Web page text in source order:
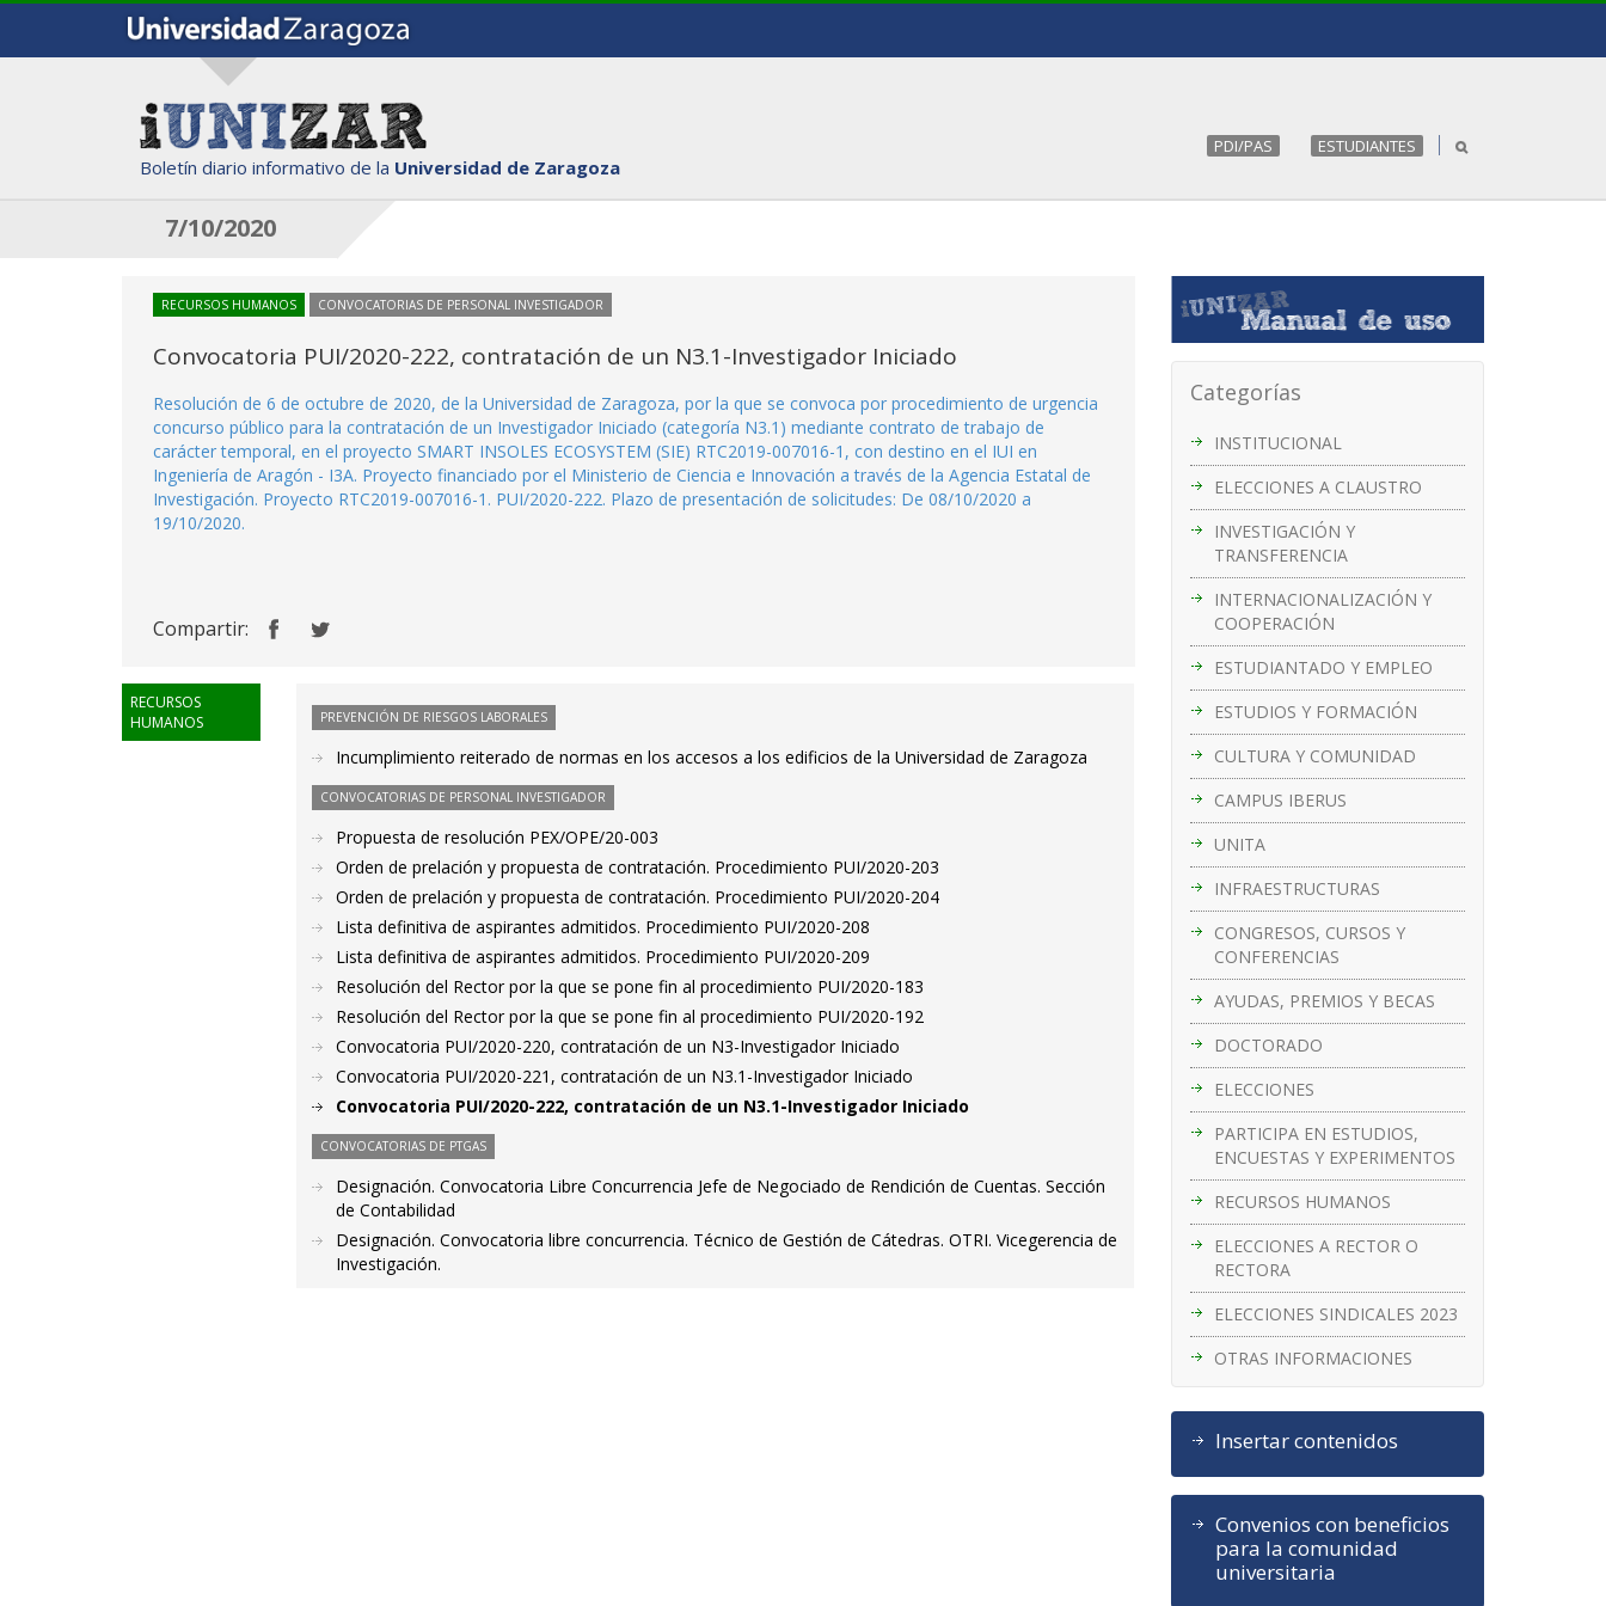
Boletín diario informativo de la Universidad de Zaragoza
PDI/PAS ESTUDIANTES
7/10/2020
Categorías
INSTITUCIONAL
ELECCIONES A CLAUSTRO
INVESTIGACIÓN Y
TRANSFERENCIA
INTERNACIONALIZACIÓN Y
COOPERACIÓN
ESTUDIANTADO Y EMPLEO
ESTUDIOS Y FORMACIÓN
CULTURA Y COMUNIDAD
CAMPUS IBERUS
UNITA
INFRAESTRUCTURAS
CONGRESOS, CURSOS Y
CONFERENCIAS
AYUDAS, PREMIOS Y BECAS
DOCTORADO
ELECCIONES
PARTICIPA EN ESTUDIOS,
ENCUESTAS Y EXPERIMENTOS
RECURSOS HUMANOS
ELECCIONES A RECTOR O
RECTORA
ELECCIONES SINDICALES 2023
OTRAS INFORMACIONES
Insertar contenidos
Convenios con beneficios
para la comunidad
universitaria
RECURSOS HUMANOS CONVOCATORIAS DE PERSONAL INVESTIGADOR
Convocatoria PUI/2020-222, contratación de un N3.1-Investigador Iniciado
Resolución de 6 de octubre de 2020, de la Universidad de Zaragoza, por la que se convoca por procedimiento de urgencia
concurso público para la contratación de un Investigador Iniciado (categoría N3.1) mediante contrato de trabajo de
carácter temporal, en el proyecto SMART INSOLES ECOSYSTEM (SIE) RTC2019-007016-1, con destino en el IUI en
Ingeniería de Aragón - I3A. Proyecto financiado por el Ministerio de Ciencia e Innovación a través de la Agencia Estatal de
Investigación. Proyecto RTC2019-007016-1. PUI/2020-222. Plazo de presentación de solicitudes: De 08/10/2020 a
19/10/2020.
Compartir:
RECURSOS
HUMANOS
PREVENCIÓN DE RIESGOS LABORALES
Incumplimiento reiterado de normas en los accesos a los edificios de la Universidad de Zaragoza
CONVOCATORIAS DE PERSONAL INVESTIGADOR
Propuesta de resolución PEX/OPE/20-003
Orden de prelación y propuesta de contratación. Procedimiento PUI/2020-203
Orden de prelación y propuesta de contratación. Procedimiento PUI/2020-204
Lista definitiva de aspirantes admitidos. Procedimiento PUI/2020-208
Lista definitiva de aspirantes admitidos. Procedimiento PUI/2020-209
Resolución del Rector por la que se pone fin al procedimiento PUI/2020-183
Resolución del Rector por la que se pone fin al procedimiento PUI/2020-192
Convocatoria PUI/2020-220, contratación de un N3-Investigador Iniciado
Convocatoria PUI/2020-221, contratación de un N3.1-Investigador Iniciado
Convocatoria PUI/2020-222, contratación de un N3.1-Investigador Iniciado
CONVOCATORIAS DE PTGAS
Designación. Convocatoria Libre Concurrencia Jefe de Negociado de Rendición de Cuentas. Sección
de Contabilidad
Designación. Convocatoria libre concurrencia. Técnico de Gestión de Cátedras. OTRI. Vicegerencia de
Investigación.